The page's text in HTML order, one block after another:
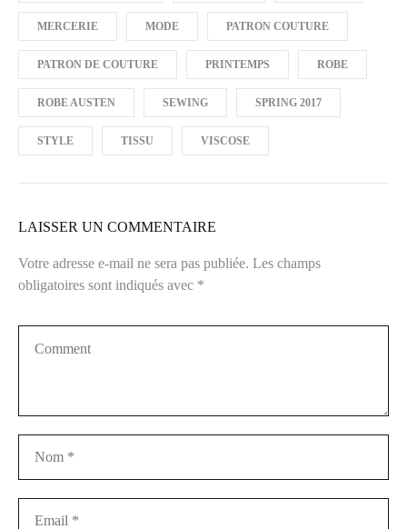
MERCERIE MODE PATRON COUTURE
PATRON DE COUTURE PRINTEMPS ROBE
ROBE AUSTEN SEWING SPRING 2017
STYLE TISSU VISCOSE
LAISSER UN COMMENTAIRE
Votre adresse e-mail ne sera pas publiée. Les champs
obligatoires sont indiqués avec *